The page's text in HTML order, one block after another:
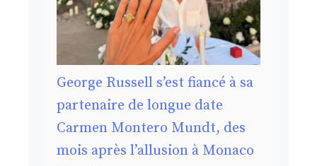
George Russell s’est fiancé à sa
partenaire de longue date
Carmen Montero Mundt, des
mois après l’allusion à Monaco